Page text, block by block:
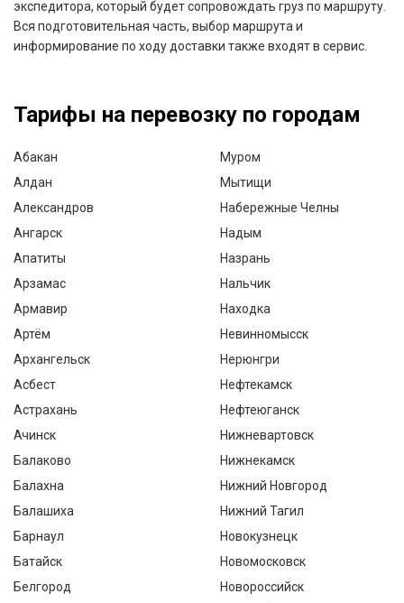
экспедитора, который будет сопровождать груз по маршруту.
Вся подготовительная часть, выбор маршрута и
информирование по ходу доставки также входят в сервис.
Тарифы на перевозку по городам
Абакан
Алдан
Александров
Ангарск
Апатиты
Арзамас
Армавир
Артём
Архангельск
Асбест
Астрахань
Ачинск
Балаково
Балахна
Балашиха
Барнаул
Батайск
Белгород
Муром
Мытищи
Набережные Челны
Надым
Назрань
Нальчик
Находка
Невинномысск
Нерюнгри
Нефтекамск
Нефтеюганск
Нижневартовск
Нижнекамск
Нижний Новгород
Нижний Тагил
Новокузнецк
Новомосковск
Новороссийск